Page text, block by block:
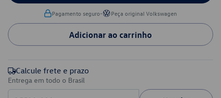
Pagamento seguro• Peça original Volkswagen
Adicionar ao carrinho
Calcule frete e prazo
Entrega em todo o Brasil